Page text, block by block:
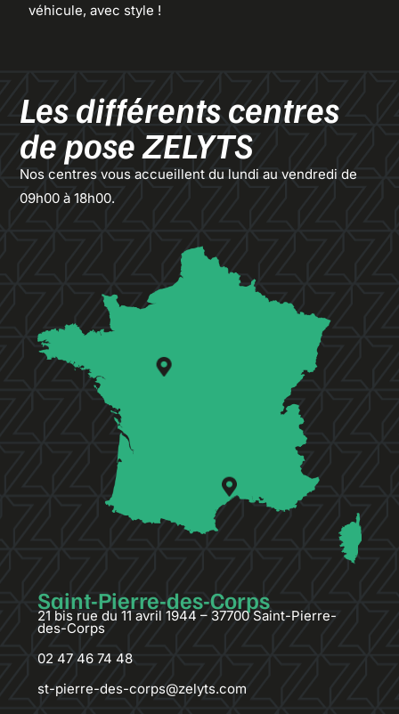
véhicule, avec style !
Les différents centres
de poseZELYTS
Nos centres vous accueillent du lundi au vendredi de
09h00 à 18h00.
Saint-Pierre-des-Corps
21 bis rue du 11 avril 1944 – 37700 Saint-Pierre-
des-Corps
02 47 46 74 48
st-pierre-des-corps@zelyts.com